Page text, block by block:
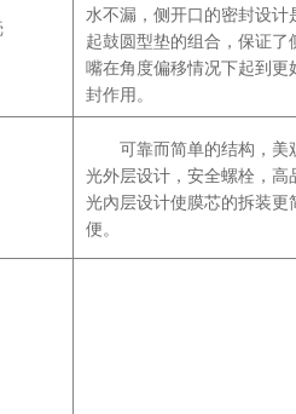
水不漏，侧开口的密封设计
起鼓圆型垫的组合，保证了
嘴在角度偏移情况下起到更
封作用。
可靠而简单的结构，美
光外层设计，安全螺栓，高
光內层设计使膜芯的拆装更
便。